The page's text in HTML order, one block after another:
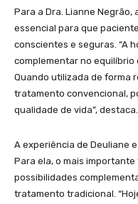
Para a Dra. Lianne Negrão,
essencial para que
conscientes e seguras. “A
complementar no equilíbrio
Quando utilizada de forma
tratamento convencional,
qualidade de vida”, destaca.
A experiência de Deuliane
Para ela, o mais
possibilidades
tratamento tradicional.